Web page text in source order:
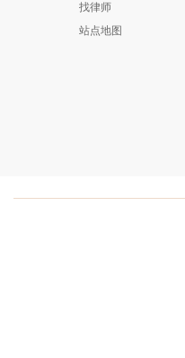
找律师
站点地图